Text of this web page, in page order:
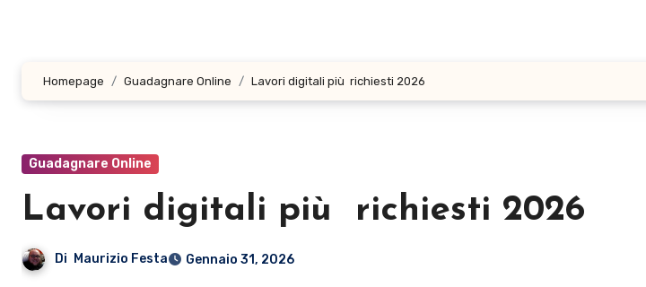
Homepage Guadagnare Online Lavori digitali più richiesti 2026
Guadagnare Online
Lavori digitali più richiesti 2026
Di Maurizio Festa Gennaio 31, 2026